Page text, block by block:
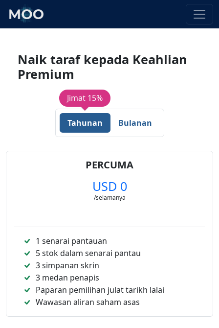
Naik taraf kepada Keahlian
Premium
Tahunan
Jimat 15%
Bulanan
PERCUMA
USD 0
/selamanya
1 senarai pantauan
5 stok dalam senarai pantau
3 simpanan skrin
3 medan penapis
Paparan pemilihan julat tarikh lalai
Wawasan aliran saham asas